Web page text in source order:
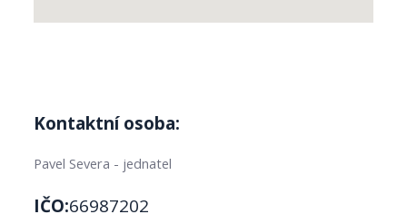
Kontaktní osoba:
Pavel Severa - jednatel
IČO:66987202